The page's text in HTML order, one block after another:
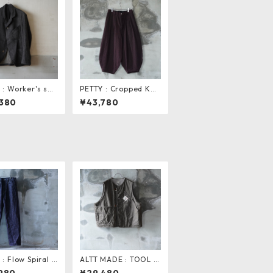
: Worker's sac
PETTY : Cropped Kni
ckers Pants
¥43,780
: Flow Spiral D
ALTT MADE : TOOL V
EST . brown